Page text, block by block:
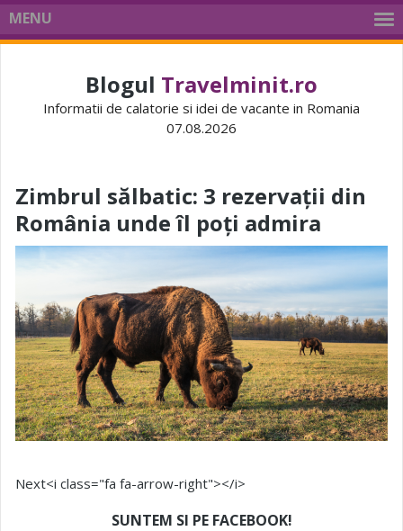
MENU
Blogul Travelminit.ro
Informatii de calatorie si idei de vacante in Romania
07.08.2026
Zimbrul sălbatic: 3 rezervații din
România unde îl poți admira
Next<i class="fa fa-arrow-right"></i>
SUNTEM SI PE FACEBOOK!